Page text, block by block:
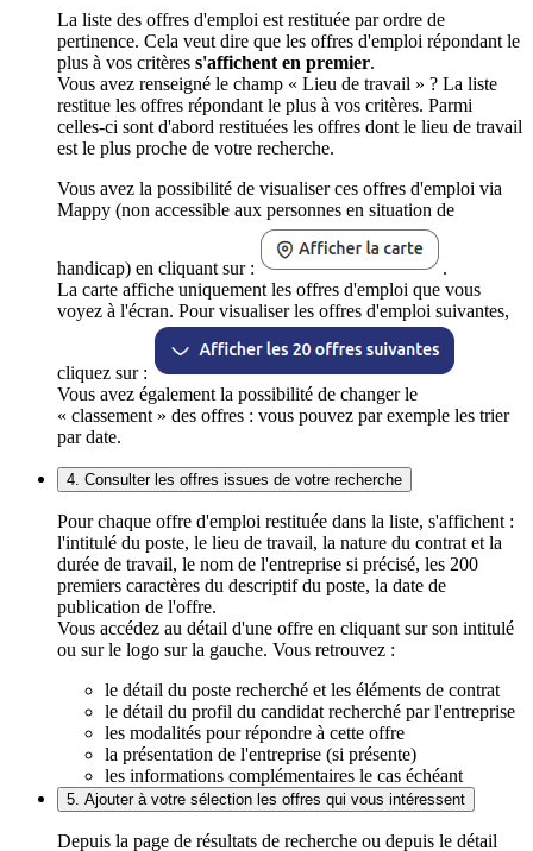
La liste des offres d'emploi est restituée par ordre de
pertinence. Cela veut dire que les offres d'emploi répondant le
plus à vos critères s'affichent en premier.
Vous avez renseigné le champ « Lieu de travail » ? La liste
restitue les offres répondant le plus à vos critères. Parmi
celles-ci sont d'abord restituées les offres dont le lieu de travail
est le plus proche de votre recherche.
Vous avez la possibilité de visualiser ces offres d'emploi via
Mappy (non accessible aux personnes en situation de
handicap) en cliquant sur :
.
La carte affiche uniquement les offres d'emploi que vous
voyez à l'écran. Pour visualiser les offres d'emploi suivantes,
cliquez sur :
Vous avez également la possibilité de changer le
« classement » des offres : vous pouvez par exemple les trier
par date.
4. Consulter les offres issues de votre recherche
Pour chaque offre d'emploi restituée dans la liste, s'affichent :
l'intitulé du poste, le lieu de travail, la nature du contrat et la
durée de travail, le nom de l'entreprise si précisé, les 200
premiers caractères du descriptif du poste, la date de
publication de l'offre.
Vous accédez au détail d'une offre en cliquant sur son intitulé
ou sur le logo sur la gauche. Vous retrouvez :
le détail du poste recherché et les éléments de contrat
le détail du profil du candidat recherché par l'entreprise
les modalités pour répondre à cette offre
la présentation de l'entreprise (si présente)
les informations complémentaires le cas échéant
5. Ajouter à votre sélection les offres qui vous intéressent
Depuis la page de résultats de recherche ou depuis le détail